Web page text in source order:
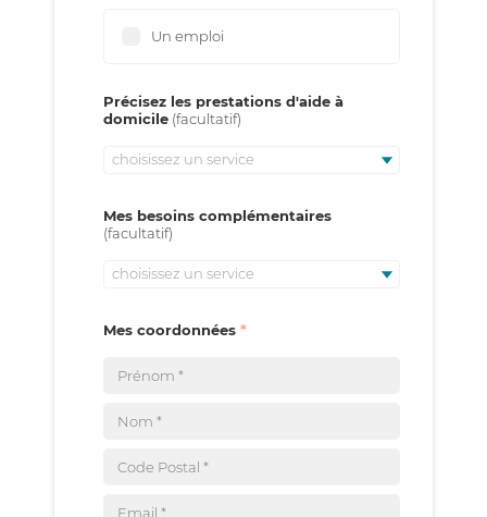
Un emploi
Précisez les prestations d'aide à
domicile
choisissez un service
Mes besoins complémentaires
choisissez un service
Mes coordonnées